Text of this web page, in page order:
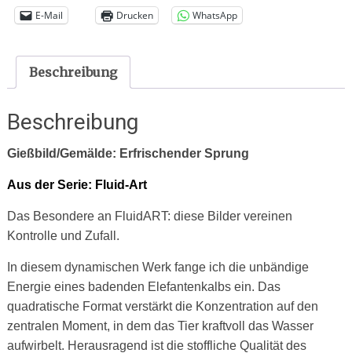
E-Mail Drucken WhatsApp
Beschreibung
Beschreibung
Gießbild/Gemälde: Erfrischender Sprung
Aus der Serie: Fluid-Art
Das Besondere an FluidART: diese Bilder vereinen
Kontrolle und Zufall.
In diesem dynamischen Werk fange ich die unbändige
Energie eines badenden Elefantenkalbs ein. Das
quadratische Format verstärkt die Konzentration auf den
zentralen Moment, in dem das Tier kraftvoll das Wasser
aufwirbelt. Herausragend ist die stoffliche Qualität des